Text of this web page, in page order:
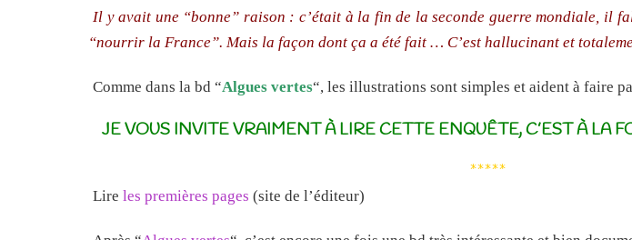
Il y avait une “bonne” raison : c’était à la fin de la seconde guerre mondiale, il
“nourrir la France”. Mais la façon dont ça a été fait … C’est hallucinant et
Comme dans la bd “Algues vertes“, les illustrations sont simples et aident à faire
JE VOUS INVITE VRAIMENT À LIRE CETTE ENQUÊTE, C’EST À LA
*****
Lire les premières pages (site de l’éditeur)